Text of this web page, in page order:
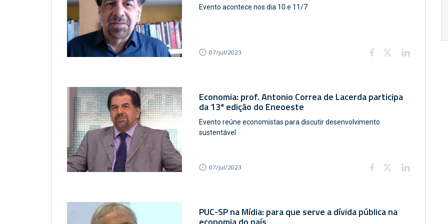
Evento acontece nos dia 10 e 11/7
07/jul/2023
Economia: prof. Antonio Correa de Lacerda participa
da 13ª edição do Eneoeste
Evento reúne economistas para discutir desenvolvimento
sustentável
07/jul/2023
PUC-SP na Mídia: para que serve a dívida pública na